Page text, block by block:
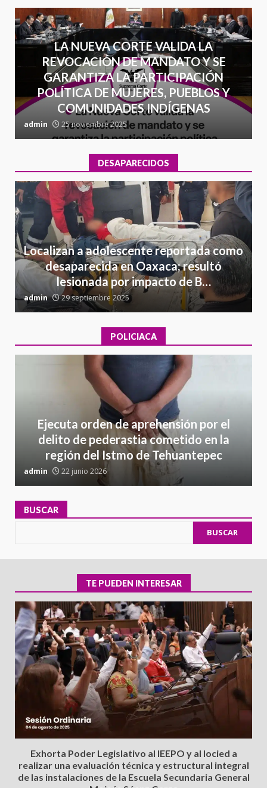
LA NUEVA CORTE VALIDA LA
REVOCACIÓN DE MANDATO Y SE
GARANTIZA LA PARTICIPACIÓN
POLÍTICA DE MUJERES, PUEBLOS Y
COMUNIDADES INDÍGENAS
admin 25 noviembre 2025
DESAPARECIDOS
Localizan a adolescente reportada como
desaparecida en Oaxaca; resultó
lesionada por impacto de B…
admin 29 septiembre 2025
POLICIACA
Ejecuta orden de aprehensión por el
delito de pederastia cometido en la
región del Istmo de Tehuantepec
admin 22 junio 2026
BUSCAR
BUSCAR
TE PUEDEN INTERESAR
Exhorta Poder Legislativo al IEEPO y al Iocied a
realizar una evaluación técnica y estructural integral
de las instalaciones de la Escuela Secundaria General